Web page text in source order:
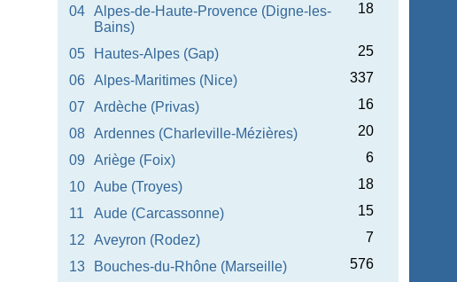
04
Alpes-de-Haute-Provence (Digne-les-
Bains)
18
05 Hautes-Alpes (Gap)
25
06
Alpes-Maritimes (Nice)
337
07
Ardèche (Privas)
16
08
Ardennes (Charleville-Mézières)
20
09
Ariège (Foix)
6
10
Aube (Troyes)
18
11
Aude (Carcassonne)
15
12
Aveyron (Rodez)
7
13
Bouches-du-Rhône (Marseille)
576